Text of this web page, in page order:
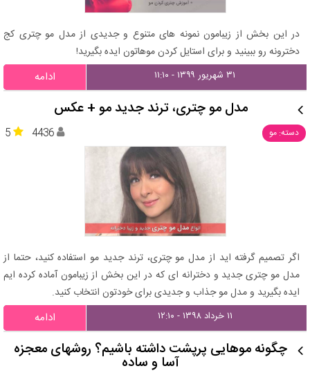
در این بخش از زیبامون نمونه های متنوع و جدیدی از مدل مو چتری کج
دخترونه رو ببینید و برای استایل کردن موهاتون ایده بگیرید!
۳۱ شهریور ۱۳۹۹ - ۱۱:۱۰ ادامه
مدل مو چتری، ترند جدید مو + عکس
دسته: مو 5 4436
اگر تصمیم گرفته اید از مدل مو چتری، ترند جدید مو استفاده کنید، حتما از
مدل مو چتری جدید و دخترانه ای که در این بخش از زیبامون آماده کرده ایم
ایده بگیرید و مدل مو جذاب و جدیدی برای خودتون انتخاب کنید.
۱۱ خرداد ۱۳۹۸ - ۱۲:۱۰ ادامه
چگونه موهایی پرپشت داشته باشیم؟ روشهای معجزه
آسا و ساده